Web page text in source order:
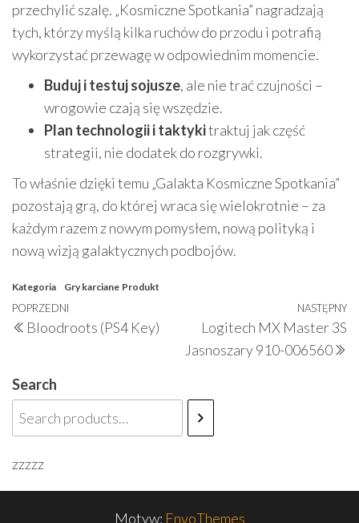
przechylić szalę. „Kosmiczne Spotkania” nagradzają
tych, którzy myślą kilka ruchów do przodu i potrafią
wykorzystać przewagę w odpowiednim momencie.
Buduj i testuj sojusze, ale nie trać czujności –
wrogowie czają się wszędzie.
Plan technologii i taktykitraktuj jak część
strategii, nie dodatek do rozgrywki.
To właśnie dzięki temu „Galakta Kosmiczne Spotkania”
pozostają grą, do której wraca się wielokrotnie – za
każdym razem z nowym pomysłem, nową polityką i
nową wizją galaktycznych podbojów.
Kategoria Gry karciane Produkt
Nawigacja
wpisu
Poprzedni
wpis
POPRZEDNI
Bloodroots (PS4 Key)
NASTĘPNY
Logitech MX Master 3S
Jasnoszary 910-006560
Search
zzzzz
Motyw: EnvoThemes